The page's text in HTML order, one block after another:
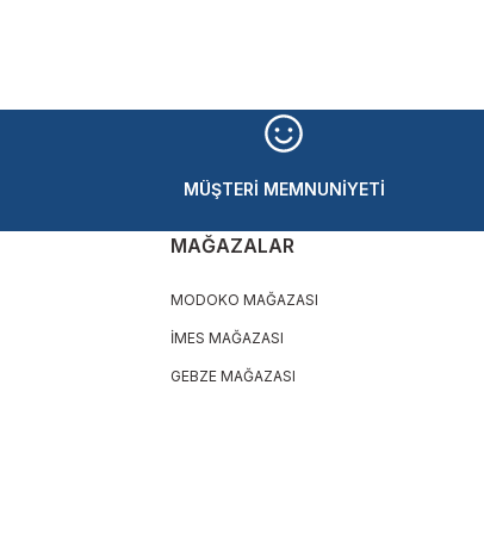
MÜŞTERİ MEMNUNİYETİ
MAĞAZALAR
MODOKO MAĞAZASI
İMES MAĞAZASI
GEBZE MAĞAZASI